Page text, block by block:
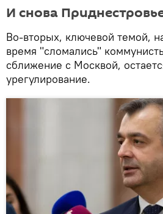
И снова
Во-вторых, ключевой темой,
время "сломались"
сближение с Москвой,
урегулирование.